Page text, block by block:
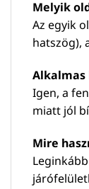
Melyik
Az egyik
hatszög),
Igen, a
miatt jól
Mire